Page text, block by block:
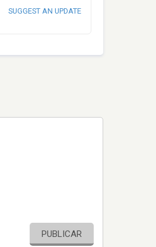
SUGGEST AN UPDATE
PUBLICAR